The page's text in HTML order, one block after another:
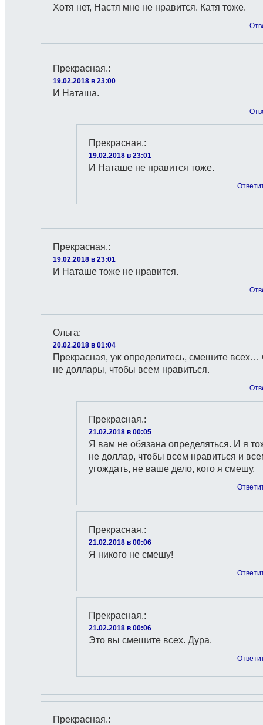
Хотя нет, Настя мне не нравится. Катя тоже.
Прекрасная.:
19.02.2018 в 23:00
И Наташа.
Прекрасная.:
19.02.2018 в 23:01
И Наташе не нравится тоже.
Прекрасная.:
19.02.2018 в 23:01
И Наташе тоже не нравится.
Ольга:
20.02.2018 в 01:04
Прекрасная, уж определитесь, смешите всех…
не доллары, чтобы всем нравиться.
Прекрасная.:
21.02.2018 в 00:05
Я вам не обязана определяться. И я
не доллар, чтобы всем нравиться и
угождать, не ваше дело, кого я смешу.
Прекрасная.:
21.02.2018 в 00:06
Я никого не смешу!
Прекрасная.:
21.02.2018 в 00:06
Это вы смешите всех. Дура.
Прекрасная.: